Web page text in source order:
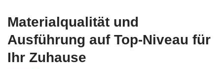
Materialqualität und
Ausführung auf Top-Niveau für
Ihr Zuhause